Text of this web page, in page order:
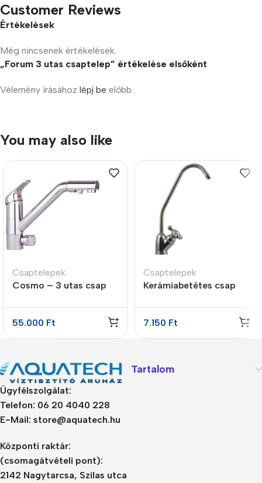
Customer Reviews
Értékelések
Még nincsenek értékelések.
„Forum 3 utas csaptelep” értékelése elsőként
Vélemény írásához lépj be előbb.
You may also like
Csaptelepek
Cosmo – 3 utas csap
55.000 Ft
Csaptelepek
Kerámiabetétes csap
7.150 Ft
Ügyfélszolgálat:
Telefon: 06 20 4040 228
E-Mail: store@aquatech.hu
Központi raktár:
(csomagátvételi pont):
2142 Nagytarcsa, Szilas utca
Tartalom